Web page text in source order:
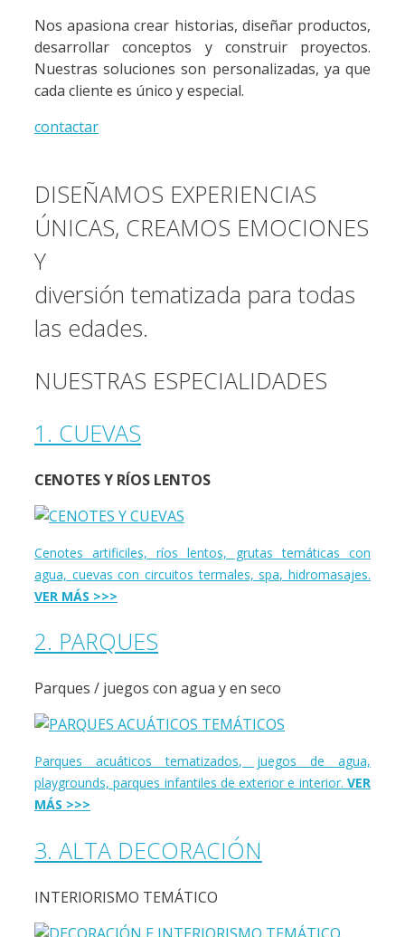
Nos apasiona crear historias, diseñar productos,
desarrollar conceptos y construir proyectos.
Nuestras soluciones son personalizadas, ya que
cada cliente es único y especial.
contactar
DISEÑAMOS EXPERIENCIAS
ÚNICAS, CREAMOS EMOCIONES
Y
diversión tematizada para todas
las edades.
NUESTRAS ESPECIALIDADES
1. CUEVAS
CENOTES Y RÍOS LENTOS
Cenotes artificiles, ríos lentos, grutas temáticas con
agua, cuevas con circuitos termales, spa, hidromasajes.
VER MÁS >>>
2. PARQUES
Parques / juegos con agua y en seco
Parques acuáticos tematizados, juegos de agua,
playgrounds, parques infantiles de exterior e interior. VER
MÁS >>>
3. ALTA DECORACIÓN
INTERIORISMO TEMÁTICO